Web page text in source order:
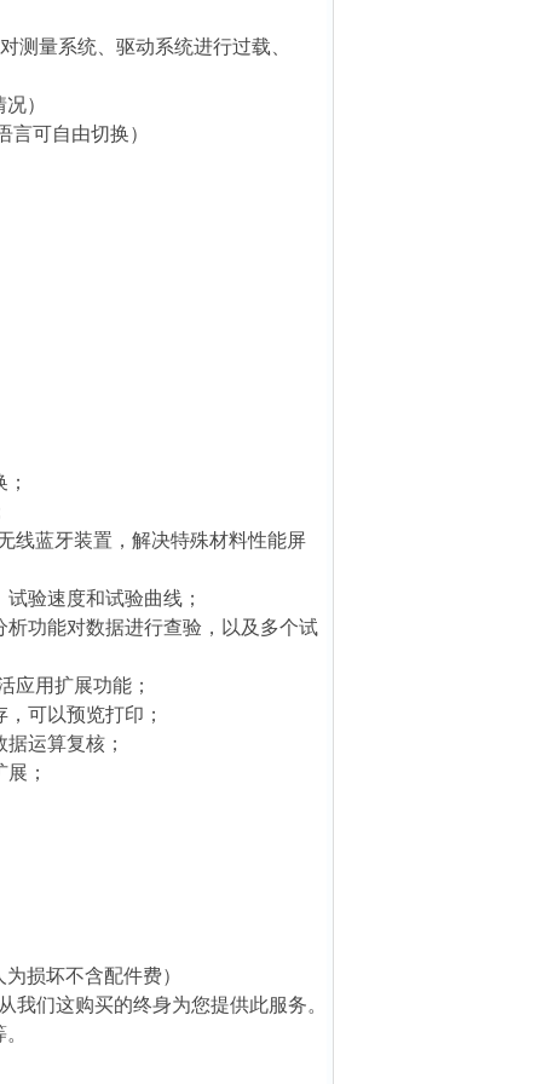
量系统、驱动系统进行过载、
）
可自由切换）
线蓝牙装置，解决特殊材料性能屏
验速度和试验曲线；
功能对数据进行查验，以及多个试
应用扩展功能；
可以预览打印；
运算复核；
；
损坏不含配件费）
们这购买的终身为您提供此服务。